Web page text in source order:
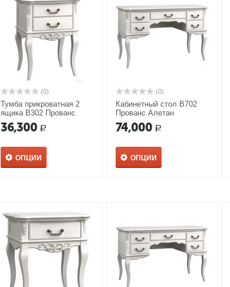
(0)
Тумба прикроватная 2
ящика В302 Прованс
Алетан
36,300 Р
ОПЦИИ
(0)
Кабинетный стол В702
Прованс Алетан
74,000 Р
ОПЦИИ